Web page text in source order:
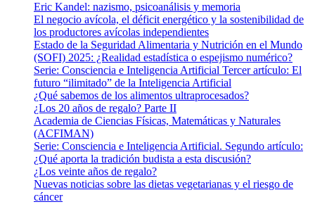
Eric Kandel: nazismo, psicoanálisis y memoria
El negocio avícola, el déficit energético y la sostenibilidad de
los productores avícolas independientes
Estado de la Seguridad Alimentaria y Nutrición en el Mundo
(SOFI) 2025: ¿Realidad estadística o espejismo numérico?
Serie: Consciencia e Inteligencia Artificial Tercer artículo: El
futuro “ilimitado” de la Inteligencia Artificial
¿Qué sabemos de los alimentos ultraprocesados?
¿Los 20 años de regalo? Parte II
Academia de Ciencias Físicas, Matemáticas y Naturales
(ACFIMAN)
Serie: Consciencia e Inteligencia Artificial. Segundo artículo:
¿Qué aporta la tradición budista a esta discusión?
¿Los veinte años de regalo?
Nuevas noticias sobre las dietas vegetarianas y el riesgo de
cáncer